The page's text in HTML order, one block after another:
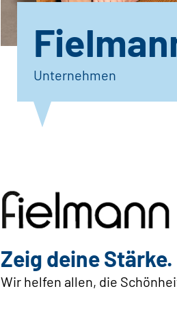
Unternehmen
Zeig deine
Wir helfen allen, die